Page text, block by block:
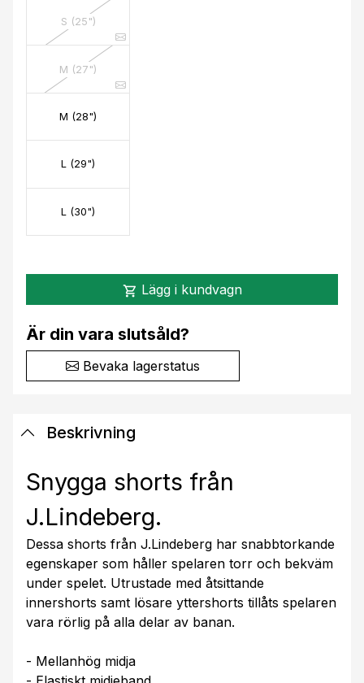
S (25")
M (27")
M (28")
L (29")
L (30")
shopping_cart Lägg i kundvagn
Är din vara slutsåld?
Bevaka lagerstatus
Beskrivning
Snygga shorts från
J.Lindeberg.
Dessa shorts från J.Lindeberg har snabbtorkande
egenskaper som håller spelaren torr och bekväm
under spelet. Utrustade med åtsittande
innershorts samt lösare yttershorts tillåts spelaren
vara rörlig på alla delar av banan.
- Mellanhög midja